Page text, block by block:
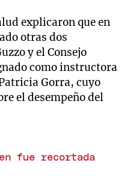
explicaron que en
otras dos
y el Consejo
como instructora
Gorra, cuyo
el desempeño del